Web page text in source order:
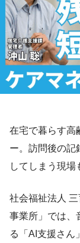
在宅で暮らす高
ー。訪問後の記
してしまう現場
社会福祉法人
事業所」では、
る「AI支援さん